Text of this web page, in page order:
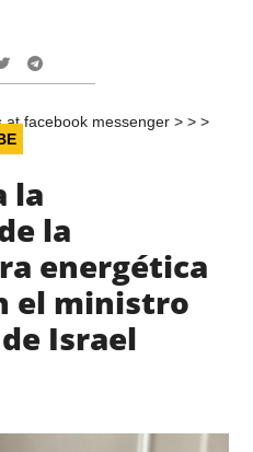
at facebook messenger > > >
la
la
energética
el ministro
Israel